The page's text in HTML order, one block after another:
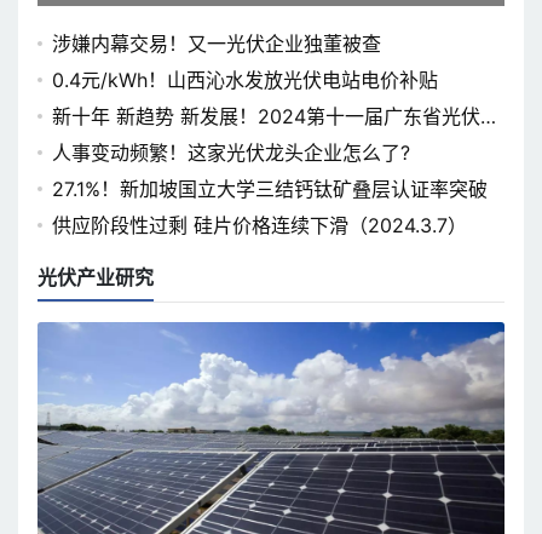
涉嫌内幕交易！又一光伏企业独董被查
0.4元/kWh！山西沁水发放光伏电站电价补贴
新十年 新趋势 新发展！2024第十一届广东省光伏论
坛即将开幕
人事变动频繁！这家光伏龙头企业怎么了?
27.1%！新加坡国立大学三结钙钛矿叠层认证率突破
供应阶段性过剩 硅片价格连续下滑（2024.3.7）
光伏产业研究